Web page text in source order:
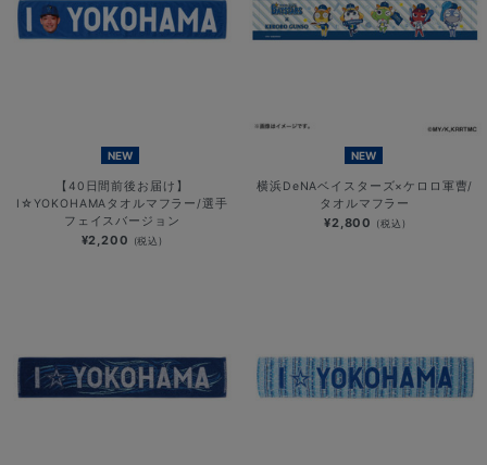
NEW
【40日間前後お届け】
I☆YOKOHAMAタオルマフラー/選手
フェイスバージョン
¥2,200 (税込)
NEW
横浜DeNAベイスターズ×ケロロ軍曹/
タオルマフラー
¥2,800 (税込)